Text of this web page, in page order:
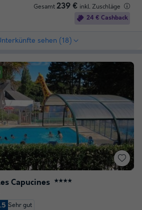
Gesamt 239 € inkl. Zuschläge
24 € Cashback
sehen (18)
Capucines ★★★★
Sehr gut